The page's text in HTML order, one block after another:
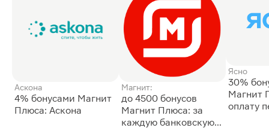
Аскона
4% бонусами Магнит
Плюса: Аскона
Магнит:
до 4500 бонусов
Магнит Плюса: за
каждую банковскую
Ясно
30%
Магнит
оплату